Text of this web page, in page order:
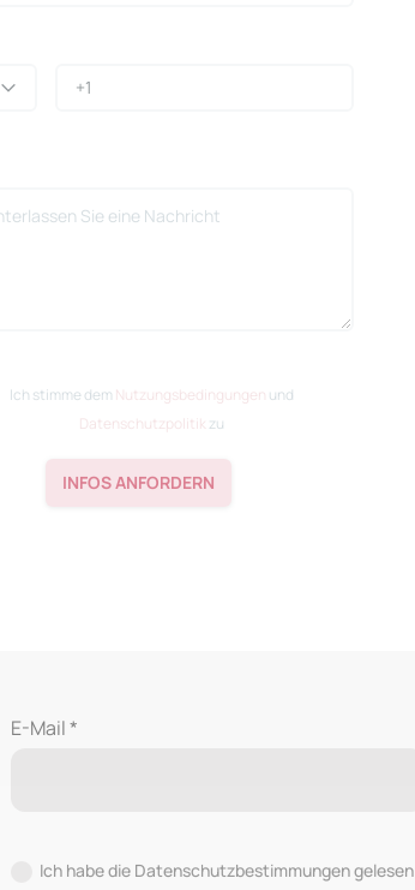
Ich stimme dem Nutzungsbedingungen und
Datenschutzpolitik zu
INFOS ANFORDERN
E-Mail *
Ich habe die Datenschutzbestimmungen gelesen